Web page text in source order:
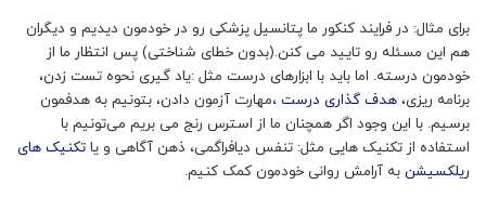
برای مثال: در فرایند کنکور ما پتانسیل پزشکی رو در خودمون دیدیم و دیگران
هم این مسئله رو تایید می کنن.(بدون خطای شناختی) پس انتظار ما از
خودمون درسته. اما باید با ابزارهای درست مثل :یاد گیری نحوه تست زدن،
برنامه ریزی، هدف گذاری درست ،مهارت آزمون دادن، بتونیم به هدفمون
برسیم. با این وجود اگر همچنان ما از استرس رنج می بریم می‌تونیم با
استفاده از تکنیک هایی مثل: تنفس دیافراگمی، ذهن آگاهی و یا تکنیک های
ریلکسیشن به آرامش روانی خودمون کمک کنیم.